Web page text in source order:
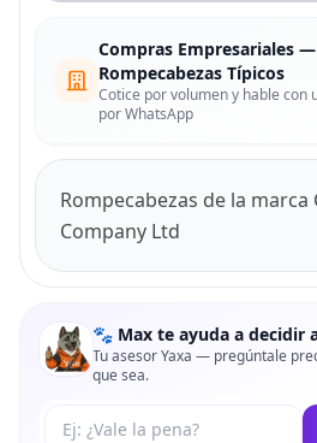
Compras Empresariales —
Rompecabezas Típicos
Cotice por volumen y hable con
por WhatsApp
Rompecabezas de la marca
Company Ltd
🐾 Max te ayuda a decidir
Tu asesor Yaxa — pregúntale
que sea.
Tu pregunta a Max